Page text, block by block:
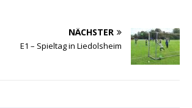
NÄCHSTER
E1 – Spieltag in Liedolsheim